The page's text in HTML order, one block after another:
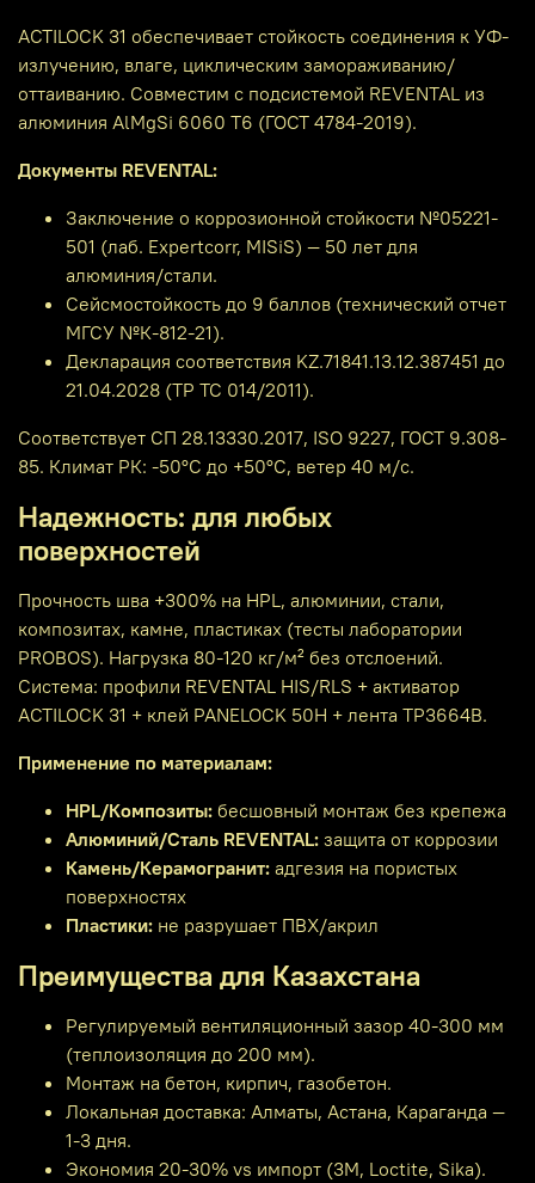
ACTILOCK 31 обеспечивает стойкость соединения к УФ-
излучению, влаге, циклическим замораживанию/
оттаиванию. Совместим с подсистемой REVENTAL из
алюминия AlMgSi 6060 T6 (ГОСТ 4784-2019).
Документы REVENTAL:
Заключение о коррозионной стойкости №05221-
501 (лаб. Expertcorr, MISiS) — 50 лет для
алюминия/стали.
Сейсмостойкость до 9 баллов (технический отчет
МГСУ №К-812-21).
Декларация соответствия KZ.71841.13.12.387451 до
21.04.2028 (ТР ТС 014/2011).
Соответствует СП 28.13330.2017, ISO 9227, ГОСТ 9.308-
85. Климат РК: -50°C до +50°C, ветер 40 м/с.
Надежность: для любых
поверхностей
Прочность шва +300% на HPL, алюминии, стали,
композитах, камне, пластиках (тесты лаборатории
PROBOS). Нагрузка 80-120 кг/м² без отслоений.
Система: профили REVENTAL HIS/RLS + активатор
ACTILOCK 31 + клей PANELOCK 50H + лента TP3664B.
Применение по материалам:
HPL/Композиты: бесшовный монтаж без крепежа
Алюминий/Сталь REVENTAL: защита от коррозии
Камень/Керамогранит: адгезия на пористых
поверхностях
Пластики: не разрушает ПВХ/акрил
Преимущества для Казахстана
Регулируемый вентиляционный зазор 40-300 мм
(теплоизоляция до 200 мм).
Монтаж на бетон, кирпич, газобетон.
Локальная доставка: Алматы, Астана, Караганда —
1-3 дня.
Экономия 20-30% vs импорт (3M, Loctite, Sika).